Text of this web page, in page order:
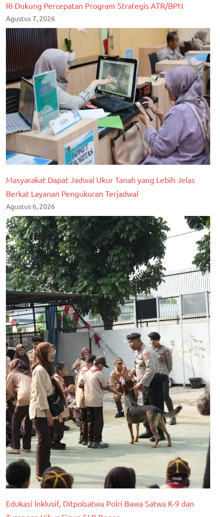
RI Dukung Percepatan Program Strategis ATR/BPN
Agustus 7, 2026
Masyarakat Dapat Jadwal Ukur Tanah yang Lebih Jelas
Berkat Layanan Pengukuran Terjadwal
Agustus 6, 2026
Edukasi Inklusif, Ditpolsatwa Polri Bawa Satwa K-9 dan